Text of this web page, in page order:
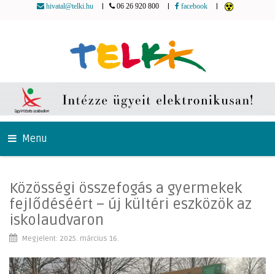
hivatal@telki.hu 06 26 920 800 facebook
Menu
Közösségi összefogás a gyermekek
fejlődéséért – új kültéri eszközök az
iskolaudvaron
Megjelent: 2025. március 16.